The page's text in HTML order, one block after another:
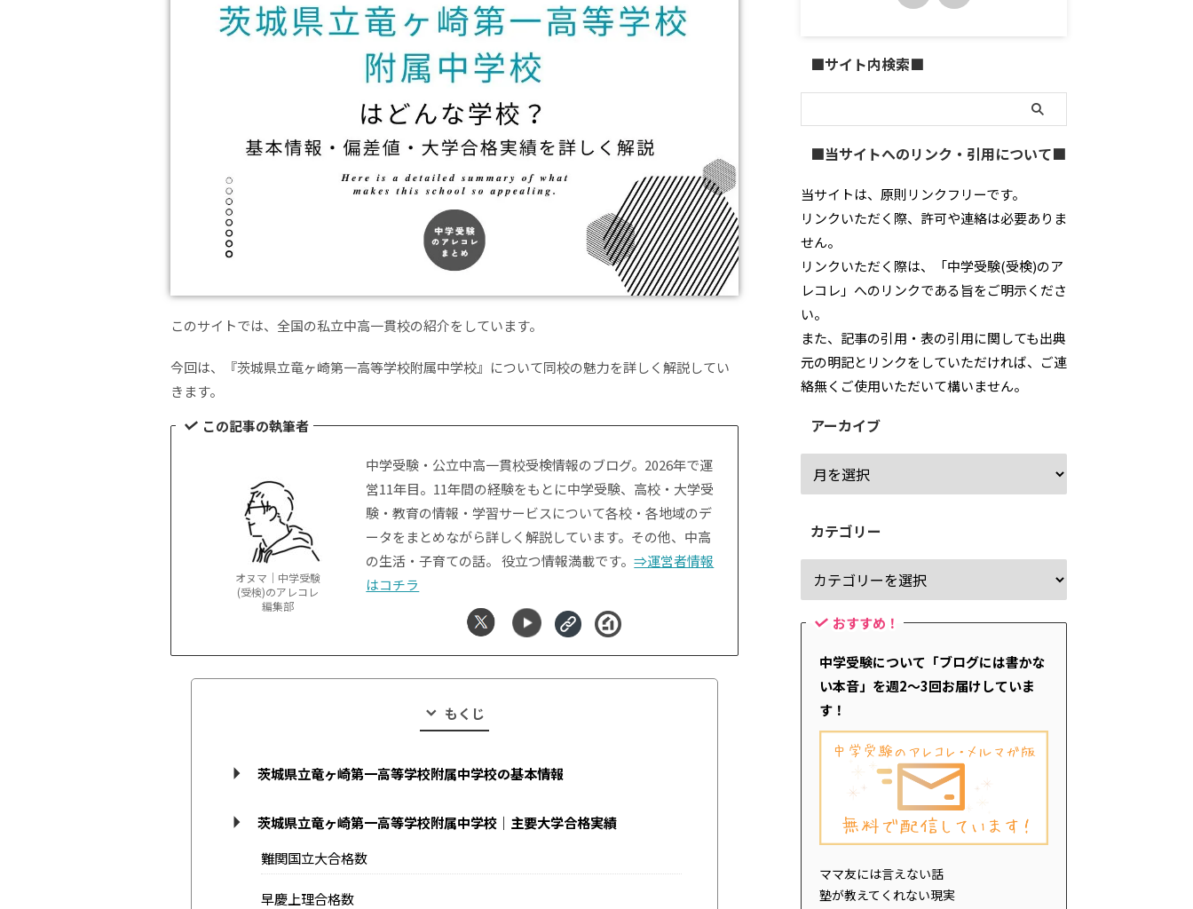
このサイトでは、全国の私立中高一貫校の紹介をしています。
今回は、『茨城県立竜ヶ崎第一高等学校附属中学校』について同校の魅力を詳しく解説してい
きます。
この記事の執筆者
オヌマ｜中学受験
(受検)のアレコレ
編集部
中学受験・公立中高一貫校受検情報のブログ。2026年で運
営11年目。11年間の経験をもとに中学受験、高校・大学受
験・教育の情報・学習サービスについて各校・各地域のデ
ータをまとめながら詳しく解説しています。その他、中高
の生活・子育ての話。 役立つ情報満載です。⇒運営者情報
はコチラ
もくじ
茨城県立竜ヶ崎第一高等学校附属中学校の基本情報
茨城県立竜ヶ崎第一高等学校附属中学校｜主要大学合格実績
難関国立大合格数
早慶上理合格数
■サイト内検索■
■当サイトへのリンク・引用について■
当サイトは、原則リンクフリーです。
リンクいただく際、許可や連絡は必要ありま
せん。
リンクいただく際は、「中学受験(受検)のア
レコレ」へのリンクである旨をご明示くださ
い。
また、記事の引用・表の引用に関しても出典
元の明記とリンクをしていただければ、ご連
絡無くご使用いただいて構いません。
アーカイブ
カテゴリー
おすすめ！
中学受験について「ブログには書かな
い本音」を週2～3回お届けしていま
す！
ママ友には言えない話
塾が教えてくれない現実